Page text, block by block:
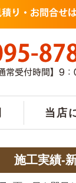
当店
施工実績-